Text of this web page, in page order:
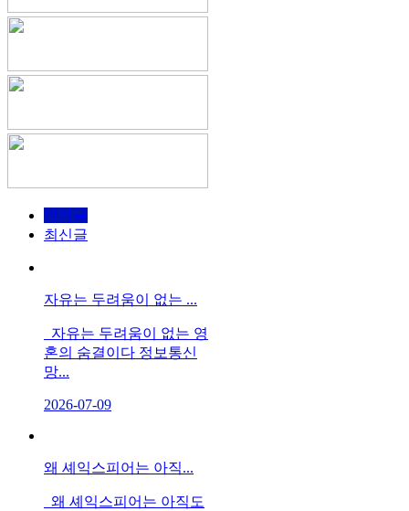
인기글
최신글
자유는 두려움이 없는 ...
자유는 두려움이 없는 영
혼의 숨결이다 정보통신
망...
2026-07-09
왜 셰익스피어는 아직...
왜 셰익스피어는 아직도